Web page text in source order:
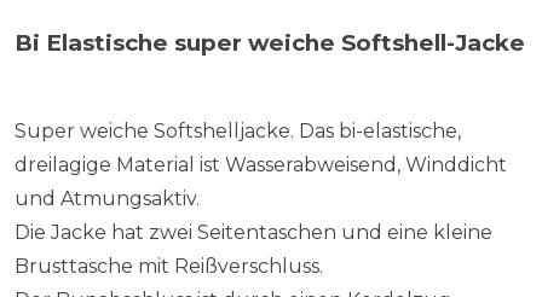
Bi Elastische super weiche Softshell-Jacke
Super weiche Softshelljacke. Das bi-elastische,
dreilagige Material ist Wasserabweisend, Winddicht
und Atmungsaktiv.
Die Jacke hat zwei Seitentaschen und eine kleine
Brusttasche mit Reißverschluss.